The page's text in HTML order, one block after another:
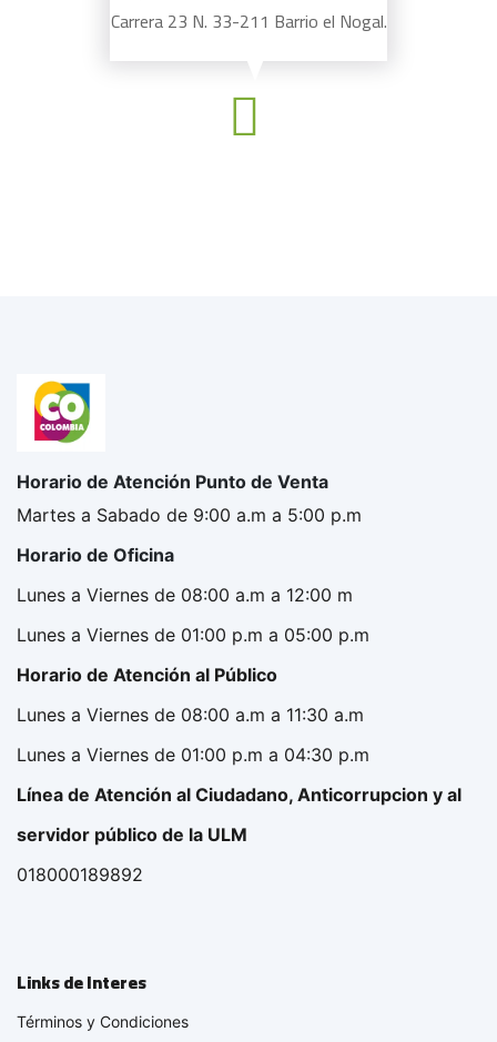
Carrera 23 N. 33-211 Barrio el Nogal.
Horario de Atención Punto de Venta
Martes a Sabado de 9:00 a.m a 5:00 p.m
Horario de Oficina
Lunes a Viernes de 08:00 a.m a 12:00 m
Lunes a Viernes de 01:00 p.m a 05:00 p.m
Horario de Atención al Público
Lunes a Viernes de 08:00 a.m a 11:30 a.m
Lunes a Viernes de 01:00 p.m a 04:30 p.m
Línea de Atención al Ciudadano, Anticorrupcion y al
servidor público de la ULM
018000189892
Links de Interes
Términos y Condiciones